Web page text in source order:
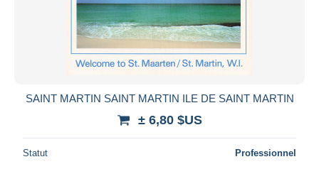
SAINT MARTIN SAINT MARTIN ILE DE SAINT MARTIN
± 6,80 $US
Statut Professionnel